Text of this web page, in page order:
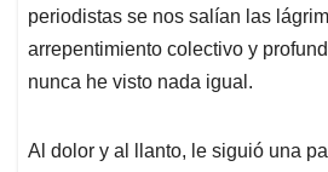
periodistas se nos salían las
arrepentimiento colectivo y
nunca he visto nada igual.
Al dolor y al llanto, le siguió una